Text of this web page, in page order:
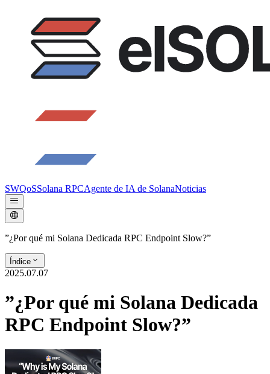
SWQoSSolana RPCAgente de IA de SolanaNoticias
”¿Por qué mi Solana Dedicada RPC Endpoint Slow?”
Índice
2025.07.07
”¿Por qué mi Solana Dedicada
RPC Endpoint Slow?”